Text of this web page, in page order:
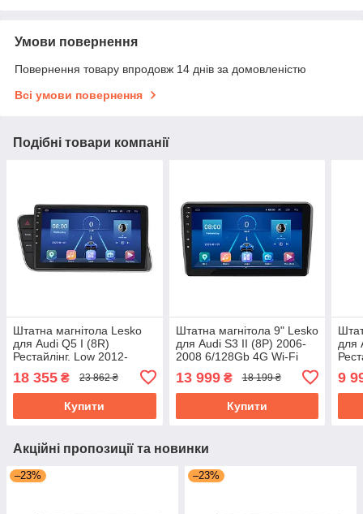
Умови повернення
Повернення товару впродовж 14 днів за домовленістю
Всі умови повернення
Подібні товари компанії
Штатна магнітола Lesko
для Audi Q5 I (8R)
Рестайлінг. Low 2012-
2017г 9" 6/128Gb 4G Wi-Fi
GPS Top
18 355 ₴ 23 862 ₴
Купити
Штатна магнітола 9" Lesko
для Audi S3 II (8P) 2006-
2008 6/128Gb 4G Wi-Fi
13 999₴ 18 199 ₴
Купити
для
9
Акційні пропозиції та новинки
–23% –23%